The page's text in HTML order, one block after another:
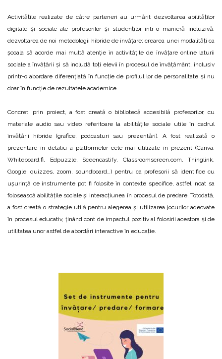
Activitățile realizate de către parteneri au urmărit dezvoltarea abilităților
digitale și sociale ale profesorilor și studenților într-o manieră incluzivă,
dezvoltarea de noi metodologii hibride de învățare; crearea unei modalități ca
școala să acorde mai multă atenție în activitățile de învățare online laturii
sociale a învățării și să includă toți elevii în procesul de învățământ, inclusiv
printr-o abordare diferențiată în funcție de profilul lor de personalitate și nu
doar în funcție de rezultatele academice.
Concret, prin proiect, a fost creată o bibliotecă accesibilă profesorilor, cu
materiale audio sau video referitoare la abilitățile sociale utile în cadrul
învățării hibride (grafice, podcasturi sau prezentări). A fost realizată o
prezentare în detaliu a platformelor cele mai utilizate în prezent (Canva,
Whiteboard.fi, Edpuzzle, Sceencastify, Classroomscreen.com, Thinglink,
Google, quizzes, zoom, soundboard…) pentru ca profesorii să identifice cu
ușurință ce instrumente pot fi folosite în contexte specifice, astfel incat sa
folosească abilitățile sociale și interacțiunea în procesul de predare. Totodată,
a fost creată o strategie utilă pentru alegerea și utilizarea jocurilor adecvate
în procesul educativ, ținând cont de impactul pozitiv al folosirii acestora și de
utilitatea unor astfel de abordări interactive în educație.